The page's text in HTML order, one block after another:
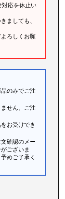
応を休止い
ましても、
ろしくお願
のみでご注
せん。ご注
お受けでき
確認のメー
ございま
めご了承く